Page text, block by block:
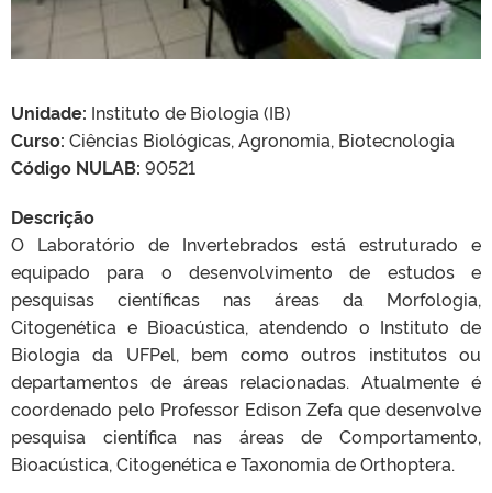
Unidade: Instituto de Biologia (IB)
Curso: Ciências Biológicas, Agronomia, Biotecnologia
Código NULAB: 90521
Descrição
O Laboratório de Invertebrados está estruturado e
equipado para o desenvolvimento de estudos e
pesquisas científicas nas áreas da Morfologia,
Citogenética e Bioacústica, atendendo o Instituto de
Biologia da UFPel, bem como outros institutos ou
departamentos de áreas relacionadas. Atualmente é
coordenado pelo Professor Edison Zefa que desenvolve
pesquisa científica nas áreas de Comportamento,
Bioacústica, Citogenética e Taxonomia de Orthoptera.